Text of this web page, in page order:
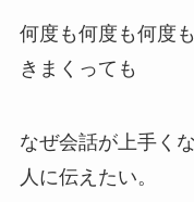
何度も何度も何度
きまくっても
なぜ会話が上手く
人に伝えたい。